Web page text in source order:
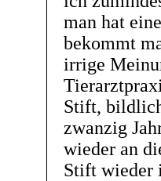
man hat
bekommt
irrige
Stift,
zwanzig
wieder an
Stift wieder